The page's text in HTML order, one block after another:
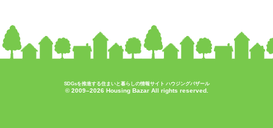
SDGsを推進する住まいと暮らしの情報サイト ハウジングバザール
© 2009–2026 Housing Bazar All rights reserved.